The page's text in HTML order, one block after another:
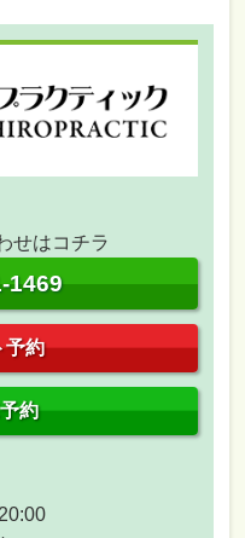
せはコチラ
1469
予約
約